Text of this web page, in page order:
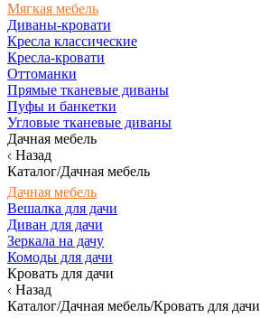
Мягкая мебель
Диваны-кровати
Кресла классические
Кресла-кровати
Оттоманки
Прямые тканевые диваны
Пуфы и банкетки
Угловые тканевые диваны
Дачная мебель
Назад
Каталог/Дачная мебель
Дачная мебель
Вешалка для дачи
Диван для дачи
Зеркала на дачу
Комоды для дачи
Кровать для дачи
Назад
Каталог/Дачная мебель/Кровать для дачи